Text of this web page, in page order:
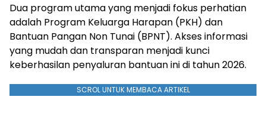
Dua program utama yang menjadi fokus perhatian
adalah Program Keluarga Harapan (PKH) dan
Bantuan Pangan Non Tunai (BPNT). Akses informasi
yang mudah dan transparan menjadi kunci
keberhasilan penyaluran bantuan ini di tahun 2026.
SCROL UNTUK MEMBACA ARTIKEL